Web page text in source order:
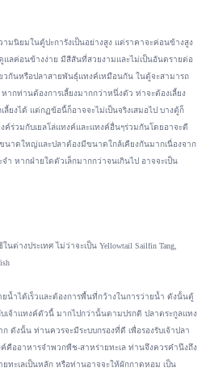
มนิยมในตู้ปะการังเป็นอย่างสูง แต่ราคาจะค่อนข้างสูง
ลค่อนข้างง่าย มีสีสันที่สวยงามและไม่เป็นอันตรายต่อ
วกันหรือปลาสายพันธุ์แทงค์เหมือนกัน ในตู้จะสามารถ
ากท่านต้องการเลี้ยงมากกว่าหนึ่งตัว ท่าจะต้องเลี้ยง
ยงได้ แต่กฏข้อนี้ก็อาจจะไม่เป็นจริงเสมอไป บางตู้ก็
งค์ร่วมกับเยลโล่แทงค์และแทงค์อื่นๆร่วมกันโดยอาจะตี
นาดใหญ่และปลาต้องมีขนาดใกล้เคียงกันมากเนื่องจาก
ำ หากฝ่ายใดตัวเล็กมากกว่าจนเกินไป อาจจะเป็น
ต่างประเทศ ไม่ว่าจะเป็น Yellowtail Sailfin Tang,
น้ำได้เร็วและต้องการพื้นที่กว้างในการว่ายน้ำ ดังนั้นตู้
จ้าแทงค์ตัวนี้ มากไปกว่านั้นตามปรกติ ปลาตระกูลแทง
ดังนั้น ท่านควรจะมีระบบกรองที่ดี เพื่อรองรับเจ้าปลา
คืออาหารจำพวกพืช-สาหร่ายทะเล ท่านจึงควรคำนึงถึง
ทะเลเป็นหลัก หรือท่านอาจจะให้ผักกาดหอม เป็น